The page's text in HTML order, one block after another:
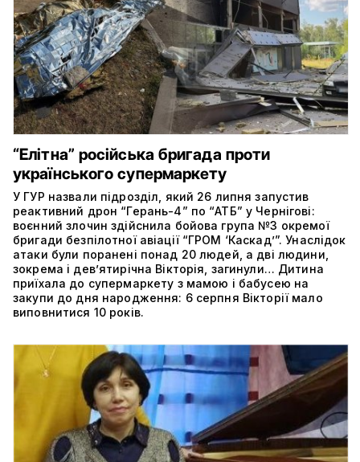
“Елітна” російська бригада проти
українського супермаркету
У ГУР назвали підрозділ, який 26 липня запустив
реактивний дрон “Герань-4” по “АТБ” у Чернігові:
воєнний злочин здійснила бойова група №3 окремої
бригади безпілотної авіації “ГРОМ ‘Каскад’”. Унаслідок
атаки були поранені понад 20 людей, а дві людини,
зокрема і дев’ятирічна Вікторія, загинули… Дитина
приїхала до супермаркету з мамою і бабусею на
закупи до дня народження: 6 серпня Вікторії мало
виповнитися 10 років.